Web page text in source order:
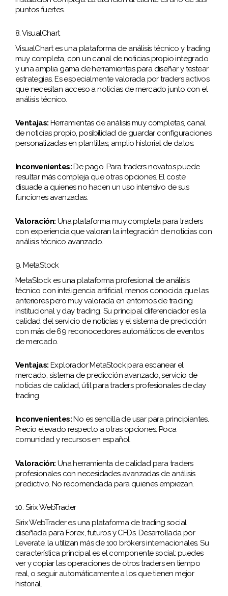
puntos fuertes.
8. VisualChart
VisualChart es una plataforma de análisis técnico y trading
muy completa, con un canal de noticias propio integrado
y una amplia gama de herramientas para diseñar y testear
estrategias. Es especialmente valorada por traders activos
que necesitan acceso a noticias de mercado junto con el
análisis técnico.
Ventajas: Herramientas de análisis muy completas, canal
de noticias propio, posibilidad de guardar configuraciones
personalizadas en plantillas, amplio historial de datos.
Inconvenientes: De pago. Para traders novatos puede
resultar más compleja que otras opciones. El coste
disuade a quienes no hacen un uso intensivo de sus
funciones avanzadas.
Valoración: Una plataforma muy completa para traders
con experiencia que valoran la integración de noticias con
análisis técnico avanzado.
9. MetaStock
MetaStock es una plataforma profesional de análisis
técnico con inteligencia artificial, menos conocida que las
anteriores pero muy valorada en entornos de trading
institucional y day trading. Su principal diferenciador es la
calidad del servicio de noticias y el sistema de predicción
con más de 69 reconocedores automáticos de eventos
de mercado.
Ventajas: Explorador MetaStock para escanear el
mercado, sistema de predicción avanzado, servicio de
noticias de calidad, útil para traders profesionales de day
trading.
Inconvenientes: No es sencilla de usar para principiantes.
Precio elevado respecto a otras opciones. Poca
comunidad y recursos en español.
Valoración: Una herramienta de calidad para traders
profesionales con necesidades avanzadas de análisis
predictivo. No recomendada para quienes empiezan.
10. Sirix WebTrader
Sirix WebTrader es una plataforma de trading social
diseñada para Forex, futuros y CFDs. Desarrollada por
Leverate, la utilizan más de 100 brókers internacionales. Su
característica principal es el componente social: puedes
ver y copiar las operaciones de otros traders en tiempo
real, o seguir automáticamente a los que tienen mejor
historial.